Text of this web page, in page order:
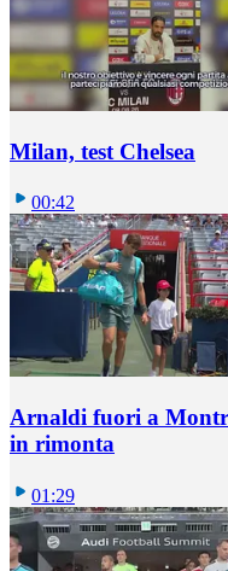
Milan, test Chelsea
00:42
Arnaldi fuori a
in rimonta
01:29